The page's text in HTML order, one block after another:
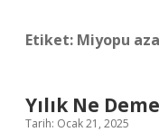
Etiket: Miyopu
Yılık Ne
Tarih: Ocak 21, 2025